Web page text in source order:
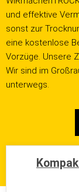
t
s
p
r
i
n
und effektive
sonst zur
eine kostenlose
Vorzüge. Unsere
Wir sind im
unterwegs.